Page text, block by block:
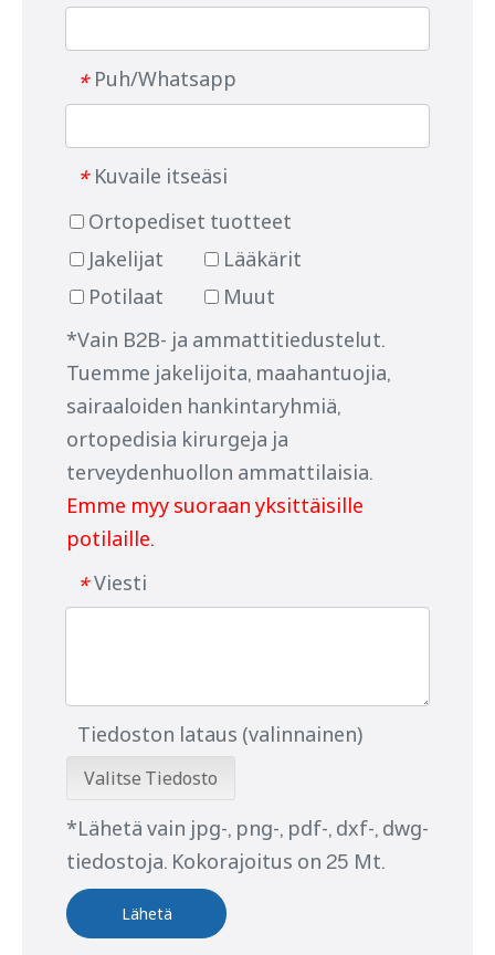
* Puh/Whatsapp
* Kuvaile itseäsi
Ortopediset tuotteet
Jakelijat
Lääkärit
Potilaat
Muut
*Vain B2B- ja ammattitiedustelut.
Tuemme jakelijoita, maahantuojia,
sairaaloiden hankintaryhmiä,
ortopedisia kirurgeja ja
terveydenhuollon ammattilaisia.
Emme myy suoraan yksittäisille
potilaille.
* Viesti
Tiedoston lataus (valinnainen)
Valitse Tiedosto
*Lähetä vain jpg-, png-, pdf-, dxf-, dwg-
tiedostoja. Kokorajoitus on 25 Mt.
Lähetä